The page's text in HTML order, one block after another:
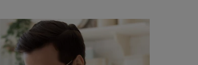
INSCHRIJVEN